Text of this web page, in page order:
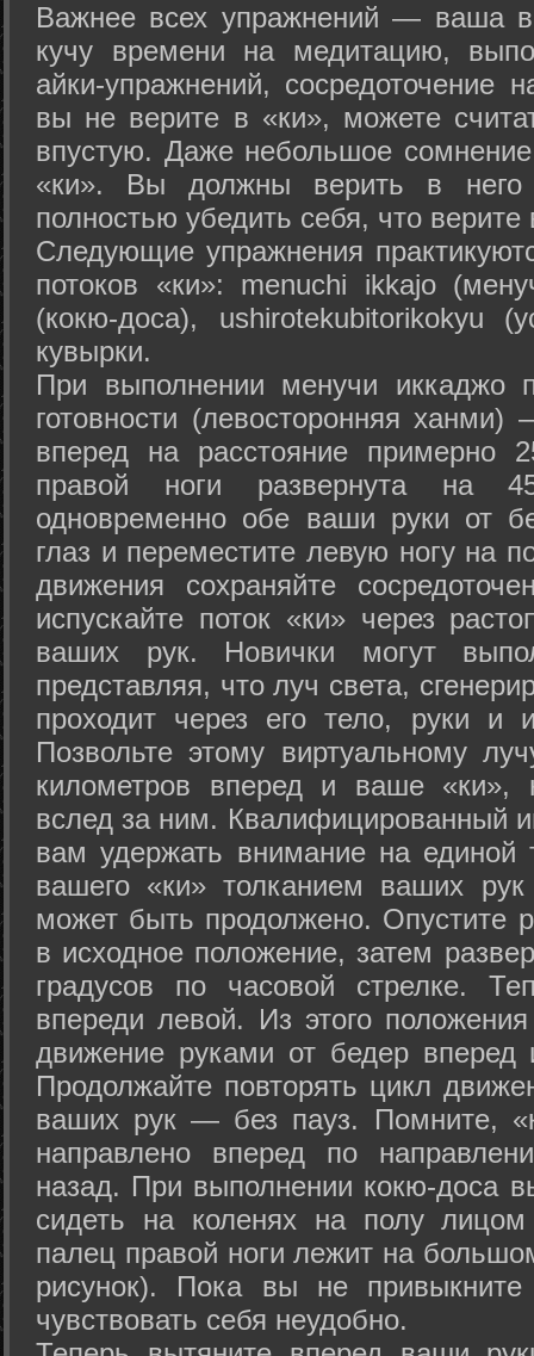
Важнее всех упражнений — ваша
кучу времени на медитацию,
айки-упражнений, сосредоточение
вы не верите в «ки», можете
впустую. Даже небольшое сомнение
«ки». Вы должны верить в
полностью убедить себя, что верите
Следующие упражнения
потоков «ки»: menuchi ikkajo
(кокю-доса), ushiro­tekubitori­kokyu
кувырки.
При выполнении менучи иккаджо
готовности (левосторонняя
вперед на расстояние примерно
правой ноги развернута на
одновременно обе ваши руки от
глаз и переместите левую ногу на
движения сохраняйте
испускайте поток «ки» через
ваших рук. Новички могут
представляя, что луч света,
проходит через его тело, руки и
Позвольте этому виртуальному
километров вперед и ваше «ки»,
вслед за ним. Квалифицированный
вам удержать внимание на единой
вашего «ки» толканием ваших
может быть продолжено. Опустите
в исходное положение, затем
градусов по часовой стрелке.
впереди левой. Из этого
движение руками от бедер вперед
Продолжайте повторять цикл
ваших рук — без пауз. Помните,
направлено вперед по
назад. При выполнении кокю-доса
сидеть на коленях на полу
палец правой ноги лежит на
рисунок). Пока вы не
чувствовать себя неудобно.